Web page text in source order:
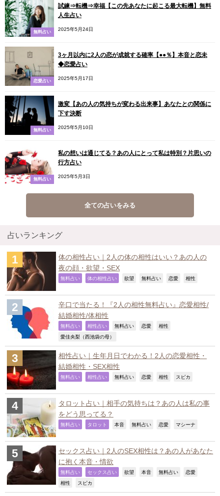
無料占い
試練⇒転機⇒幸福【この先あなたに起こる最大転機】無料
人生占い
2025年5月24日
恋愛占い
3ヶ月以内に2人の恋が成就する確率【●●％】本音と恋未
◆恋愛占い
2025年5月17日
無料占い
激変【あの人の気持ちが変わる出来事】あなたとの関係に
下す決断
2025年5月10日
無料占い
私の想いは通じてる？あの人にとって私は特別？片思いの
行方占い
2025年5月3日
全ての占いをみる
占いランキング
体の相性占い｜2人の体の相性はいい？あの人の
夜の顔・欲望・SEX
無料占い 体の相性占い 欲望 無料占い 恋愛 相性
辛口で当たる！『2人の相性無料占い』恋愛相性/
結婚相性/体相性
無料占い 相性占い 無料占い 恋愛 相性
愛佳央梨（西池袋の母）
相性占い｜生年月日でわかる！2人の恋愛相性・
結婚相性・SEX相性
無料占い 相性占い 無料占い 恋愛 相性 スピカ
タロット占い｜相手の気持ちは？あの人は私の事
をどう思ってる？
無料占い タロット 本音 無料占い 恋愛 マシーナ
セックス占い｜2人のSEX相性は？あの人があなた
に抱く本音・情欲
無料占い セックス占い 欲望 本音 無料占い 恋愛
相性 スピカ